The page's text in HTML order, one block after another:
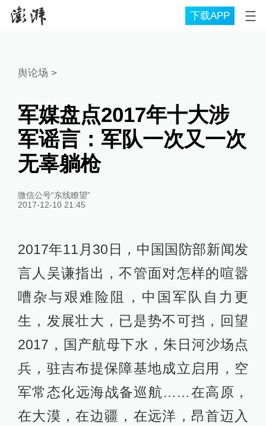
下载APP
舆论场 >
军媒盘点2017年十大涉
军谣言：军队一次又一次
无辜躺枪
微信公号“东线瞭望”
2017-12-10 21:45
2017年11月30日，中国国防部新闻发
言人吴谦指出，不管面对怎样的喧嚣
嘈杂与艰难险阻，中国军队自力更
生，发展壮大，已是势不可挡，回望
2017，国产航母下水，朱日河沙场点
兵，驻吉布提保障基地成立启用，空
军常态化远海战备巡航……在高原，
在大漠，在边疆，在远洋，昂首迈入